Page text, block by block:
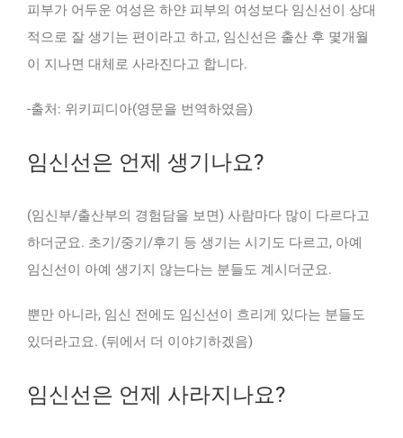
피부가 어두운 여성은 하얀 피부의 여성보다 임신선이 상대
적으로 잘 생기는 편이라고 하고, 임신선은 출산 후 몇개월
이 지나면 대체로 사라진다고 합니다.
-출처: 위키피디아(영문을 번역하였음)
임신선은 언제 생기나요?
(임신부/출산부의 경험담을 보면) 사람마다 많이 다르다고
하더군요. 초기/중기/후기 등 생기는 시기도 다르고, 아예
임신선이 아예 생기지 않는다는 분들도 계시더군요.
뿐만 아니라, 임신 전에도 임신선이 흐리게 있다는 분들도
있더라고요. (뒤에서 더 이야기하겠음)
임신선은 언제 사라지나요?